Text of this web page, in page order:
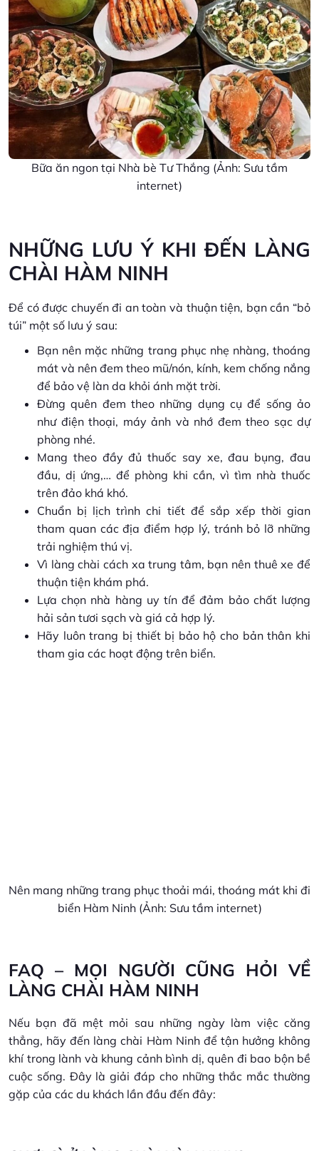
Bữa ăn ngon tại Nhà bè Tư Thắng (Ảnh: Sưu tầm
internet)
NHỮNG LƯU Ý KHI ĐẾN LÀNG
CHÀI HÀM NINH
Để có được chuyến đi an toàn và thuận tiện, bạn cần “bỏ
túi” một số lưu ý sau:
Bạn nên mặc những trang phục nhẹ nhàng, thoáng
mát và nên đem theo mũ/nón, kính, kem chống nắng
để bảo vệ làn da khỏi ánh mặt trời.
Đừng quên đem theo những dụng cụ để sống ảo
như điện thoại, máy ảnh và nhớ đem theo sạc dự
phòng nhé.
Mang theo đầy đủ thuốc say xe, đau bụng, đau
đầu, dị ứng,… để phòng khi cần, vì tìm nhà thuốc
trên đảo khá khó.
Chuẩn bị lịch trình chi tiết để sắp xếp thời gian
tham quan các địa điểm hợp lý, tránh bỏ lỡ những
trải nghiệm thú vị.
Vì làng chài cách xa trung tâm, bạn nên thuê xe để
thuận tiện khám phá.
Lựa chọn nhà hàng uy tín để đảm bảo chất lượng
hải sản tươi sạch và giá cả hợp lý.
Hãy luôn trang bị thiết bị bảo hộ cho bản thân khi
tham gia các hoạt động trên biển.
Nên mang những trang phục thoải mái, thoáng mát khi đi
biển Hàm Ninh (Ảnh: Sưu tầm internet)
FAQ – MỌI NGƯỜI CŨNG HỎI VỀ
LÀNG CHÀI HÀM NINH
Nếu bạn đã mệt mỏi sau những ngày làm việc căng
thẳng, hãy đến làng chài Hàm Ninh để tận hưởng không
khí trong lành và khung cảnh bình dị, quên đi bao bộn bề
cuộc sống. Đây là giải đáp cho những thắc mắc thường
gặp của các du khách lần đầu đến đây: